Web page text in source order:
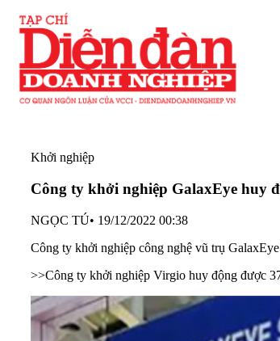
Khởi nghiệp
Công ty khởi nghiệp GalaxEye huy
NGỌC TÚ• 19/12/2022 00:38
Công ty khởi nghiệp công nghệ vũ trụ
>>Công ty khởi nghiệp Virgio huy động được